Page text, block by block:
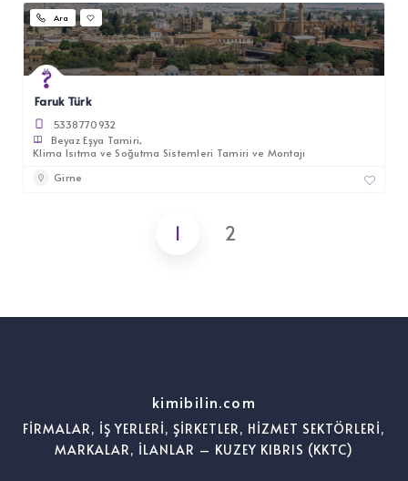
Ara
Faruk Türk
5338770932
Beyaz Eşya Tamiri
Klima Isıtma ve Soğutma Sistemleri Tamiri ve Montajı
Girne
1 2
kimibilin.com
FİRMALAR, İŞ YERLERİ, ŞİRKETLER, HİZMET SEKTÖRLERİ,
MARKALAR, İLANLAR – KUZEY KIBRIS (KKTC)